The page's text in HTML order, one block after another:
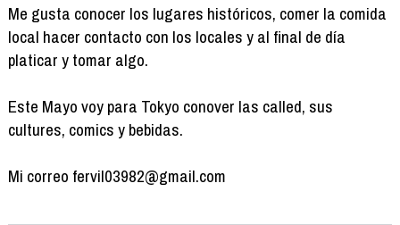
Me gusta conocer los lugares históricos, comer la comida
local hacer contacto con los locales y al final de día
platicar y tomar algo.
Este Mayo voy para Tokyo conover las called, sus
cultures, comics y bebidas.
Mi correo fervil03982@gmail.com